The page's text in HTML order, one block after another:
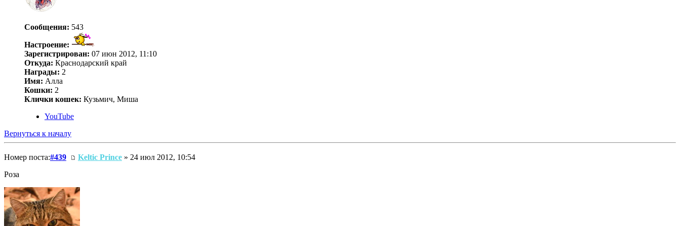
Сообщения: 543
Настроение:
Зарегистрирован: 07 июн 2012, 11:10
Откуда: Краснодарский край
Награды: 2
Имя: Алла
Кошки: 2
Клички кошек: Кузьмич, Миша
YouTube
Вернуться к началу
Номер поста:#439 Keltic Prince » 24 июл 2012, 10:54
Роза